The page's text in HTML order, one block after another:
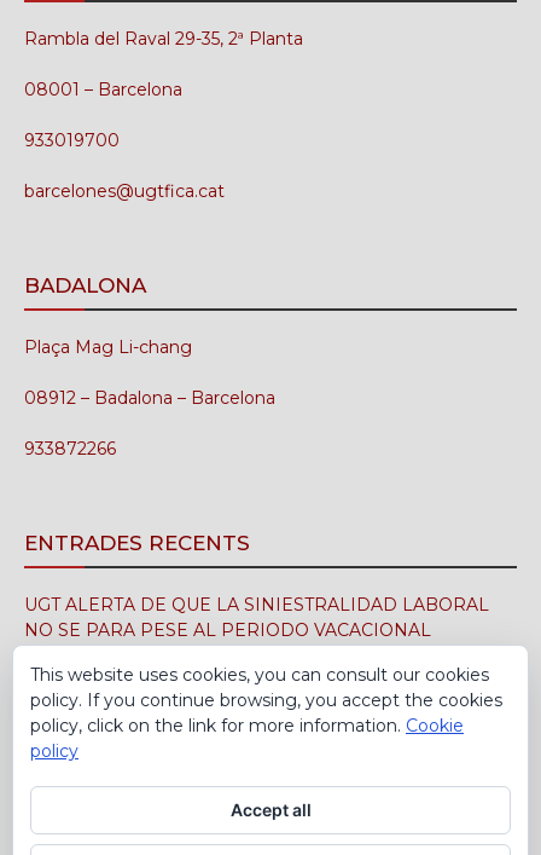
Rambla del Raval 29-35, 2ª Planta
08001 – Barcelona
933019700
barcelones@ugtfica.cat
BADALONA
Plaça Mag Li-chang
08912 – Badalona – Barcelona
933872266
ENTRADES RECENTS
UGT ALERTA DE QUE LA SINIESTRALIDAD LABORAL
NO SE PARA PESE AL PERIODO VACACIONAL
UGT FICA FIRMA EN EL SIMA EL CONVENIO
COLECTIVO DE LA INDUSTRIA DEL CALZADO PARA EL
PERÍODO 2026-2029
30 de juliol de 2026
This website uses cookies, you can consult our cookies
policy. If you continue browsing, you accept the cookies
policy, click on the link for more information. Cookie
policy
Accept all